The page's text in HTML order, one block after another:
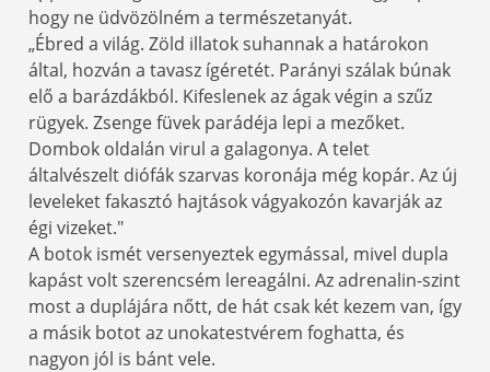
hogy ne üdvözölném a természetanyát.
„Ébred a világ. Zöld illatok suhannak a határokon
által, hozván a tavasz ígéretét. Parányi szálak búnak
elő a barázdákból. Kifeslenek az ágak végin a szűz
rügyek. Zsenge füvek parádéja lepi a mezőket.
Dombok oldalán virul a galagonya. A telet
általvészelt diófák szarvas koronája még kopár. Az új
leveleket fakasztó hajtások vágyakozón kavarják az
égi vizeket."
A botok ismét versenyeztek egymással, mivel dupla
kapást volt szerencsém lereagálni. Az adrenalin-szint
most a duplájára nőtt, de hát csak két kezem van, így
a másik botot az unokatestvérem foghatta, és
nagyon jól is bánt vele.